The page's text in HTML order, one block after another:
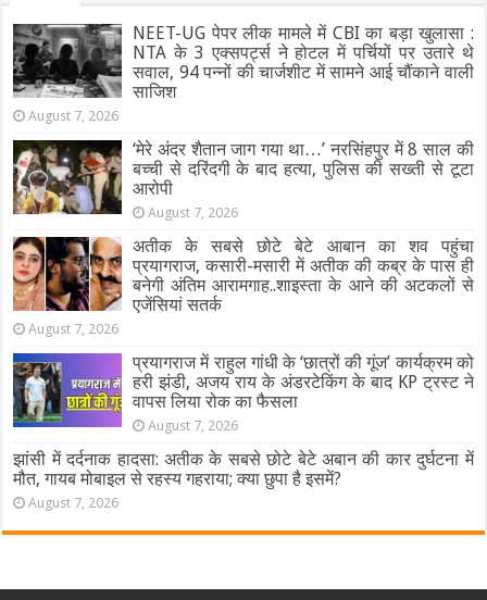
NEET-UG पेपर लीक मामले में CBI का बड़ा खुलासा :
NTA के 3 एक्सपर्ट्स ने होटल में पर्चियों पर उतारे थे
सवाल, 94 पन्नों की चार्जशीट में सामने आई चौंकाने वाली
साजिश
August 7, 2026
‘मेरे अंदर शैतान जाग गया था…’ नरसिंहपुर में 8 साल की
बच्ची से दरिंदगी के बाद हत्या, पुलिस की सख्ती से टूटा
आरोपी
August 7, 2026
अतीक के सबसे छोटे बेटे आबान का शव पहुंचा
प्रयागराज, कसारी-मसारी में अतीक की कब्र के पास ही
बनेगी अंतिम आरामगाह..शाइस्ता के आने की अटकलों से
एजेंसियां सतर्क
August 7, 2026
प्रयागराज में राहुल गांधी के ‘छात्रों की गूंज’ कार्यक्रम को
हरी झंडी, अजय राय के अंडरटेकिंग के बाद KP ट्रस्ट ने
वापस लिया रोक का फैसला
August 7, 2026
झांसी में दर्दनाक हादसा: अतीक के सबसे छोटे बेटे अबान की कार दुर्घटना में
मौत, गायब मोबाइल से रहस्य गहराया; क्या छुपा है इसमें?
August 7, 2026